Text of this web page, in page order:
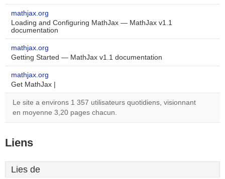
mathjax.org
Loading and Configuring MathJax — MathJax v1.1
documentation
mathjax.org
Getting Started — MathJax v1.1 documentation
mathjax.org
Get MathJax |
Le site a environs 1 357 utilisateurs quotidiens, visionnant
en moyenne 3,20 pages chacun.
Liens
Lies de